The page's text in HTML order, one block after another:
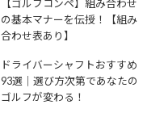
【ゴルフコンペ】組み合わせ
の基本マナーを伝授！【組み
合わせ表あり】
ドライバーシャフトおすすめ
93選│選び方次第であなたの
ゴルフが変わる！